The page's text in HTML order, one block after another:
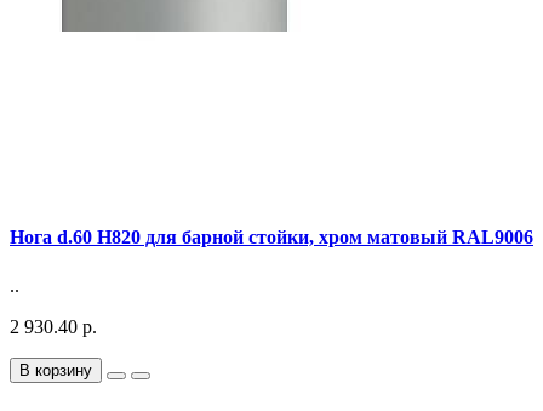
Нога d.60 Н820 для барной стойки, хром матовый RAL9006
..
2 930.40 р.
В корзину